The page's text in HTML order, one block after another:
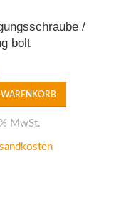
/
bolt
WARENKORB
MwSt.